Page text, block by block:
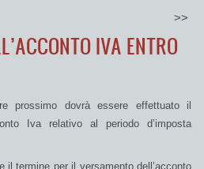
>>
IVA ENTRO
prossimo dovrà essere effettuato il
Iva relativo al periodo d’imposta
il termine per il versamento dell’acconto